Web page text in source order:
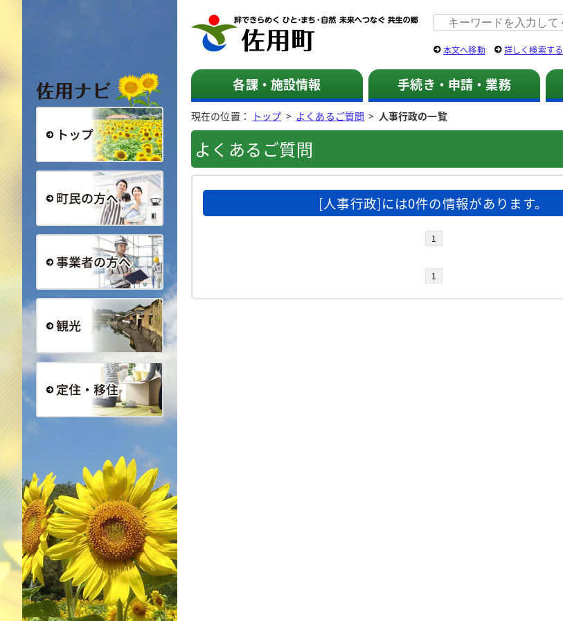
総合トップ
事業者の方へ
定住・移住
佐用町 公式ホームページ
本文へ移動 詳しく検索する
各課・施設情報 手続き・申請・業務
現在の位置： トップ > よくあるご質問 > 人事行政の一覧
よくあるご質問
[人事行政]には0件の情報があります。
1
1